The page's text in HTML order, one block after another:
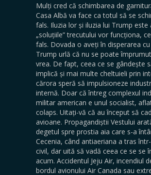
Mulți cred că schimbarea de
Casa Albă va face ca totul să se
fals. Iluzia lor și iluzia lui Trump este
„soluțiile” trecutului vor funcționa,
fals. Dovada o aveți în disperarea
Trump urlă că nu se poate
vrea. De fapt, ceea ce se gândește
implică și mai multe cheltuieli prin
cărora speră să impulsioneze
internă. Doar că întreg complexul
militar american e unul socialist,
colaps. Uitați-vă că au început să
avioane. Propagandiștii Vestului
degetul spre prostia aia care s-a
Cecenia, când antiaeriana a tras
civil, dar uită să vadă ceea ce se se
acum. Accidentul Jeju Air, incendiul
bordul avionului Air Canada sau